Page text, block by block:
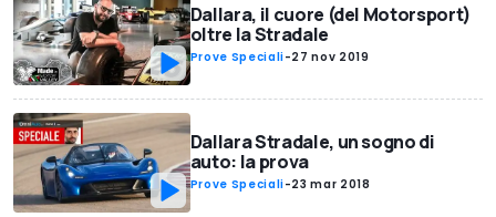
Dallara, il cuore (del Motorsport)
oltre la Stradale
Prove Speciali-27 nov 2019
Dallara Stradale, un sogno di
auto: la prova
Prove Speciali-23 mar 2018